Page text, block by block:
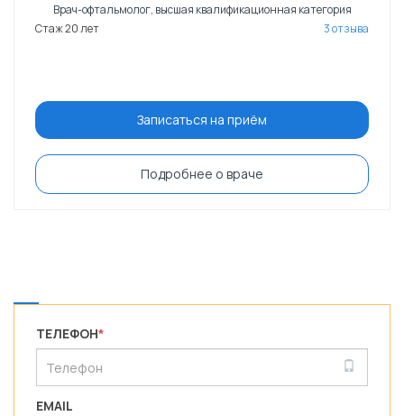
Врач-офтальмолог, высшая квалификационная категория
Стаж 20 лет
3 отзыва
Записаться на приём
Подробнее о враче
ТЕЛЕФОН*
EMAIL